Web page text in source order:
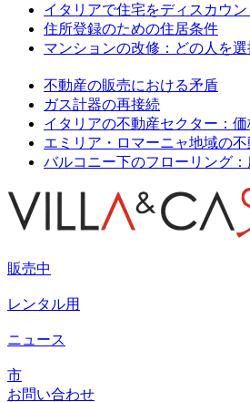
イタリアで住宅をディスカウ
住所登録のための住居条件
マンションの改修：どの人を選
不動産の販売における矛盾
ガス計器の再接続
イタリアの不動産セクター：
エミリア・ロマーニャ地域の
バルコニー下のフローリング
販売中
レンタル用
ニュース
市
お問い合わせ